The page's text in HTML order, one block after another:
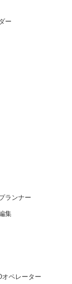
ー
ランナー
集
ペレーター